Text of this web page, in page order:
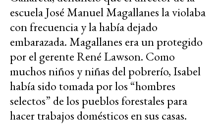
escuela José Manuel Magallanes la violaba
con frecuencia y la había dejado
embarazada. Magallanes era un protegido
por el gerente René Lawson. Como
muchos niños y niñas del pobrerío, Isabel
había sido tomada por los “hombres
selectos” de los pueblos forestales para
hacer trabajos domésticos en sus casas.